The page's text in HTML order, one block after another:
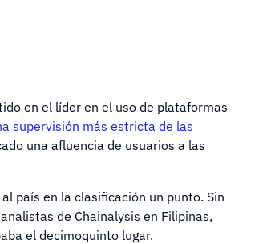
en el líder en el uso de plataformas
supervisión más estricta de las
una afluencia de usuarios a las
país en la clasificación un punto. Sin
de Chainalysis en Filipinas,
el decimoquinto lugar.